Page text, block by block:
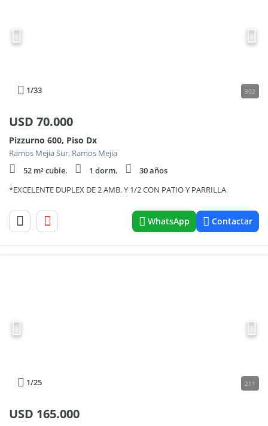
1/33 302
USD 70.000
Pizzurno 600, Piso Dx
Ramos Mejia Sur, Ramos Mejia
52 m² cubie.
1 dorm.
30 años
*EXCELENTE DUPLEX DE 2 AMB. Y 1/2 CON PATIO Y PARRILLA
WhatsApp Contactar
1/25 211
USD 165.000